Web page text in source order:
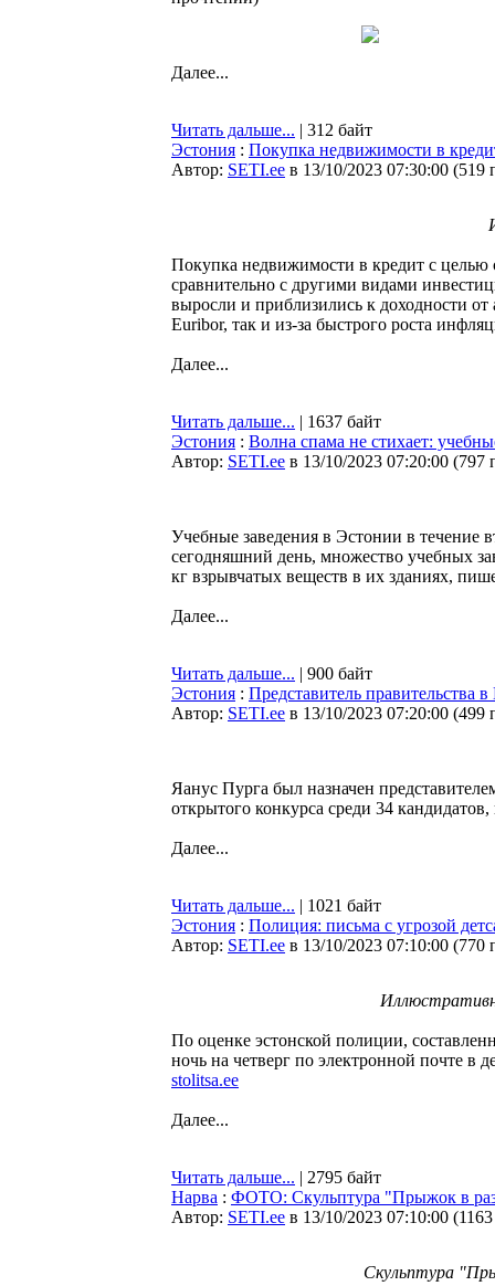
Далее...
Читать дальше... | 312 байт
Эстония : Покупка недвижимости в
Автор: SETI.ee в 13/10/2023 07:30:00 (519
Покупка недвижимости в кредит с целью
сравнительно с другими видами
выросли и приблизились к доходности от
Euribor, так и из-за быстрого роста
Далее...
Читать дальше... | 1637 байт
Эстония : Волна спама не стихает:
Автор: SETI.ee в 13/10/2023 07:20:00 (797
Учебные заведения в Эстонии в течение
сегодняшний день, множество учебных
кг взрывчатых веществ в их зданиях,
Далее...
Читать дальше... | 900 байт
Эстония : Представитель правительства
Автор: SETI.ee в 13/10/2023 07:20:00 (499
Яанус Пурга был назначен
открытого конкурса среди 34
Далее...
Читать дальше... | 1021 байт
Эстония : Полиция: письма с угрозой
Автор: SETI.ee в 13/10/2023 07:10:00 (770
По оценке эстонской полиции,
ночь на четверг по электронной почте в
stolitsa.ee
Далее...
Читать дальше... | 2795 байт
Нарва : ФОТО: Скульптура "Прыжок в
Автор: SETI.ee в 13/10/2023 07:10:00 (
Скульптура